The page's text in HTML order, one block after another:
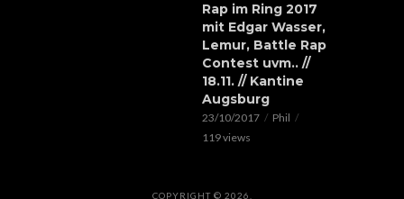
Rap im Ring 2017
mit Edgar Wasser,
Lemur, Battle Rap
Contest uvm.. //
18.11. // Kantine
Augsburg
23/10/2017
Phil
119 views
COPYRIGHT © 2026.